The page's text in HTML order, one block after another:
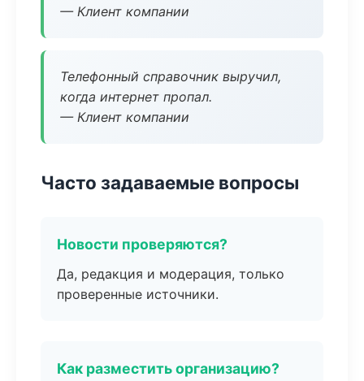
— Клиент компании
Телефонный справочник выручил,
когда интернет пропал.
— Клиент компании
Часто задаваемые вопросы
Новости проверяются?
Да, редакция и модерация, только
проверенные источники.
Как разместить организацию?